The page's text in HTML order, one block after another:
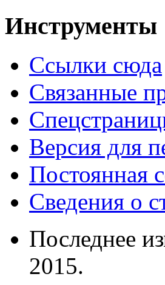
Инструменты
Ссылки сюда
Связанные
Версия для
Постоянная
Сведения о
Последнее
2015.